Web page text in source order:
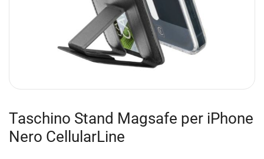
Taschino Stand Magsafe per iPhone
Nero CellularLine